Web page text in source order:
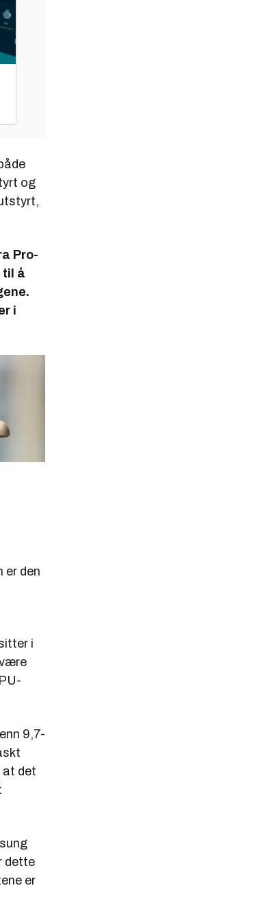
og
Pro-
til å
i
er den
i
9,7-
at det
dette
er